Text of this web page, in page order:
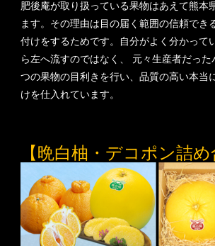
肥後庵が取り扱っている果物はあえて熊本
ます。その理由は目の届く範囲の信頼でき
付けをするためです。自分がよく分かって
ら左へ流すのではなく、 元々生産者だっ
つの果物の目利きを行い、品質の高い本当
けを仕入れています。
【晩白柚・デコポン詰め